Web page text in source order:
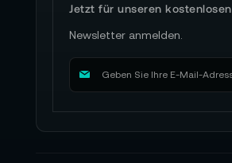
Jetzt für unseren kostenlosen
Newsletter anmelden.
M
d